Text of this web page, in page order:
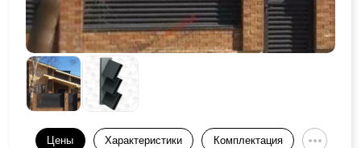
Цены Характеристики Комплектация